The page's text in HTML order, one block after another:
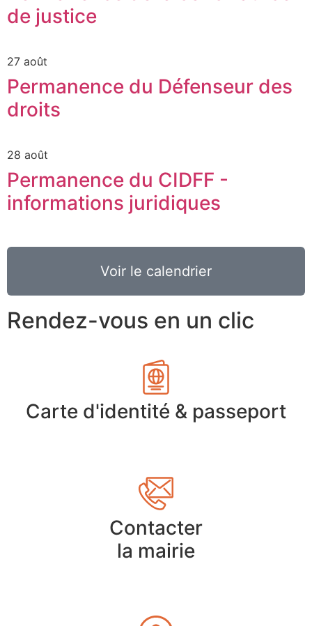
de justice
27 août
Permanence du Défenseur des
droits
28 août
Permanence du CIDFF -
informations juridiques
Voir le calendrier
Rendez-vous en un clic
Carte d'identité & passeport
Contacter
la mairie